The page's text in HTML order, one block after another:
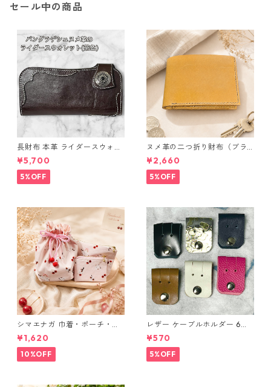
セール中の商品
長財布 本革 ライダースウォレ
ット 国産 ヌメ革 ブラウン バ
ングラデシュ l175 レザー 革財
布 ハンドメイド 経年変化
¥5,700
5%OFF
ヌメ革の二つ折り財布（ブラ
ウン系）
¥2,660
5%OFF
シマエナガ 巾着・ポーチ・ミ
ニポーチ(カード収納にも) ３
点セット さくらんぼ柄×淡いピ
ンク
¥1,620
10%OFF
レザー ケーブルホルダー 6個
セット
¥570
5%OFF